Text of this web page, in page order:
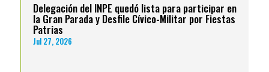
Delegación del INPE quedó lista para participar en
la Gran Parada y Desfile Cívico-Militar por Fiestas
Patrias
Jul 27, 2026